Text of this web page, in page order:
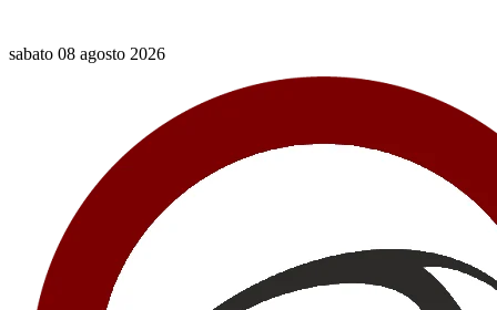
sabato 08 agosto 2026